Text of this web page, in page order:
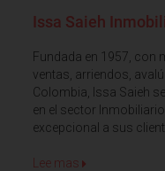
Issa Saieh
Fundada en 1957, con
ventas, arriendos,
Colombia, Issa Saieh
en el sector
excepcional a sus
Lee mas